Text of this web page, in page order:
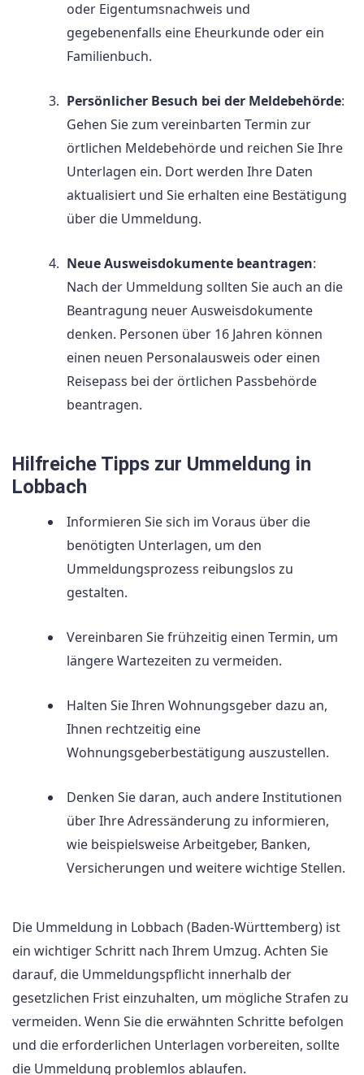
oder Eigentumsnachweis und
gegebenenfalls eine Eheurkunde oder ein
Familienbuch.
Persönlicher Besuch bei der Meldebehörde:
Gehen Sie zum vereinbarten Termin zur
örtlichen Meldebehörde und reichen Sie Ihre
Unterlagen ein. Dort werden Ihre Daten
aktualisiert und Sie erhalten eine Bestätigung
über die Ummeldung.
Neue Ausweisdokumente beantragen:
Nach der Ummeldung sollten Sie auch an die
Beantragung neuer Ausweisdokumente
denken. Personen über 16 Jahren können
einen neuen Personalausweis oder einen
Reisepass bei der örtlichen Passbehörde
beantragen.
Hilfreiche Tipps zur Ummeldung in
Lobbach
Informieren Sie sich im Voraus über die
benötigten Unterlagen, um den
Ummeldungsprozess reibungslos zu
gestalten.
Vereinbaren Sie frühzeitig einen Termin, um
längere Wartezeiten zu vermeiden.
Halten Sie Ihren Wohnungsgeber dazu an,
Ihnen rechtzeitig eine
Wohnungsgeberbestätigung auszustellen.
Denken Sie daran, auch andere Institutionen
über Ihre Adressänderung zu informieren,
wie beispielsweise Arbeitgeber, Banken,
Versicherungen und weitere wichtige Stellen.
Die Ummeldung in Lobbach (Baden-Württemberg) ist
ein wichtiger Schritt nach Ihrem Umzug. Achten Sie
darauf, die Ummeldungspflicht innerhalb der
gesetzlichen Frist einzuhalten, um mögliche Strafen zu
vermeiden. Wenn Sie die erwähnten Schritte befolgen
und die erforderlichen Unterlagen vorbereiten, sollte
die Ummeldung problemlos ablaufen.